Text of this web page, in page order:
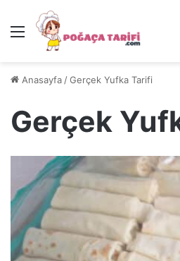
Menü
Anasayfa /Gerçek Yufka Tarifi
Gerçek